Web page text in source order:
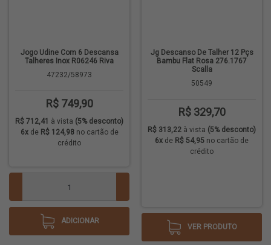
Jogo Udine Com 6 Descansa
Talheres Inox R06246 Riva
47232/58973
R$ 749,90
R$ 712,41 à vista (5% desconto)
6xde R$ 124,98no cartão de
crédito
ADICIONAR
Jg Descanso De Talher 12 Pçs
Bambu Flat Rosa 276.1767
Scalla
50549
R$ 329,70
R$ 313,22 à vista (5% desconto)
6x de R$ 54,95 no cartão de
crédito
VER PRODUTO